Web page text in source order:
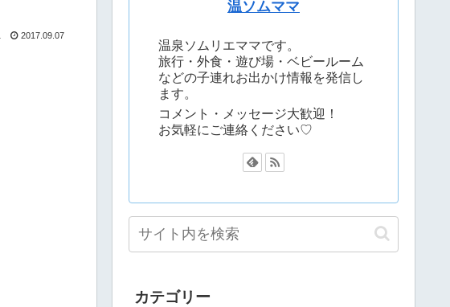
2017.09.07
温ソムママ
温泉ソムリエママです。
旅行・外食・遊び場・ベビールーム
などの子連れお出かけ情報を発信し
ます。
コメント・メッセージ大歓迎！
お気軽にご連絡ください♡
カテゴリー